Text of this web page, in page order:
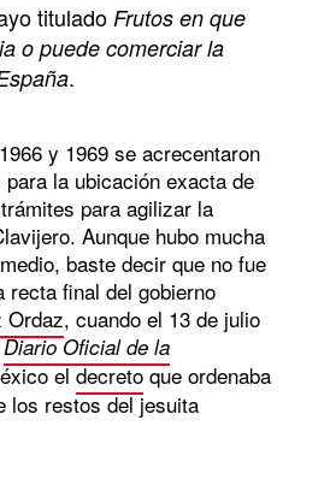
tituladoFrutos en que
o puede comerciar la
.
y 1969 se acrecentaron
la ubicación exacta de
para agilizar la
Aunque hubo mucha
baste decir que no fue
recta final del gobierno
Ordaz, cuando el 13 de julio
Diario Oficial de la
eldecretoque ordenaba
los restos del jesuita